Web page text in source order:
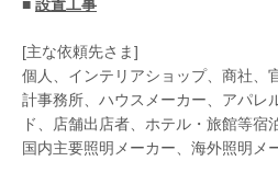
■ 設置工事
[主な依頼先さま]
個人、インテリアショップ、商社、
計事務所、ハウスメーカー、アパレ
ド、店舗出店者、ホテル・旅館等宿
国内主要照明メーカー、海外照明メ